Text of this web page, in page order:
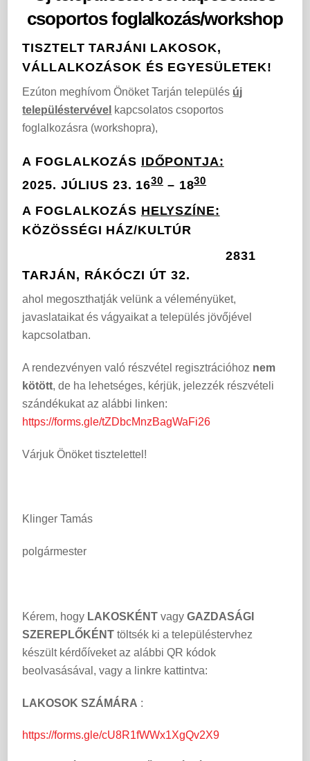
csoportos foglalkozás/workshop
TISZTELT TARJÁNI LAKOSOK,
VÁLLALKOZÁSOK ÉS EGYESÜLETEK!
Ezúton meghívom Önöket Tarján település új
településtervével kapcsolatos csoportos
foglalkozásra (workshopra),
A FOGLALKOZÁS IDŐPONTJA:
2025. JÚLIUS 23. 1630– 1830
A FOGLALKOZÁS HELYSZÍNE:
KÖZÖSSÉGI HÁZ/KULTÚR
2831
TARJÁN, RÁKÓCZI ÚT 32.
ahol megoszthatják velünk a véleményüket,
javaslataikat és vágyaikat a település jövőjével
kapcsolatban.
A rendezvényen való részvétel regisztrációhoz nem
kötött, de ha lehetséges, kérjük, jelezzék részvételi
szándékukat az alábbi linken:
https://forms.gle/tZDbcMnzBagWaFi26
Várjuk Önöket tisztelettel!
Klinger Tamás
polgármester
Kérem, hogy LAKOSKÉNT vagy GAZDASÁGI
SZEREPLŐKÉNT töltsék ki a településtervhez
készült kérdőíveket az alábbi QR kódok
beolvasásával, vagy a linkre kattintva:
LAKOSOK SZÁMÁRA :
https://forms.gle/cU8R1fWWx1XgQv2X9